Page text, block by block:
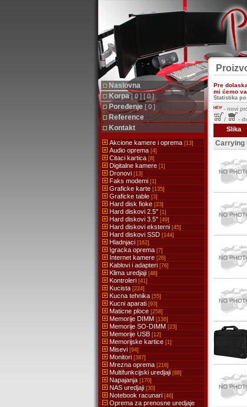
Naslovna
Korpa[ 0 ] [ 0 ]
Poređenje [ 0 ]
Reference
Kontakt
Akcione kamere i oprema [13]
Audio oprema [4]
Citaci kartica [8]
Digitalne kamere [1]
Dronovi [13]
Faks modemi [1]
Graficke karte [135]
Graficke table [3]
Hard disk fioke [23]
Hard diskovi 2.5'' [1]
Hard diskovi 3.5'' [49]
Hard diskovi eksterni [45]
Hard diskovi SSD [144]
Hladnjaci [162]
Igracka oprema [7]
Internet kamere [26]
Kablovi i adapteri [76]
Klima uredjaji [48]
Kontroleri [41]
Kucista [224]
Kucna tehnika [55]
Kucni aparati [93]
Maticne ploce [258]
Memorije DIMM [136]
Memorije SO-DIMM [23]
Memorije USB [12]
Memorijske kartice [1]
Misevi [94]
Monitori [387]
Mrezna oprema [216]
Multifunkcijski uredjaji [88]
Napajanja [170]
NAS uredjaji [30]
Notebook racunari [46]
Oprema za prenosne uredjaje
Pre
mi ćemo
Statistika
- novi
/
-
Slika
Carrying